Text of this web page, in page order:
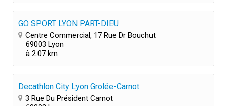
GO SPORT LYON PART-DIEU
Centre Commercial, 17 Rue Dr Bouchut
69003 Lyon
à 2.07 km
Decathlon City Lyon Grolée-Carnot
3 Rue Du Président Carnot